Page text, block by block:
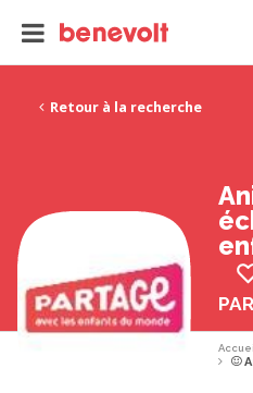
Retour à la recherche